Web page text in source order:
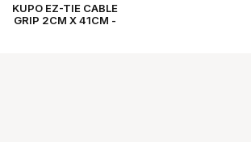
KUPO EZ-TIE CABLE
GRIP 2CM X 41CM -